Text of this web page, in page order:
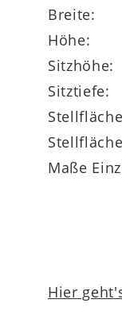
Breite:
Höhe:
Sitzhöhe:
Sitztiefe:
Maße
Hier